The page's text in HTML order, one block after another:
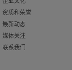
资质和荣誉
最新动态
媒体关注
联系我们